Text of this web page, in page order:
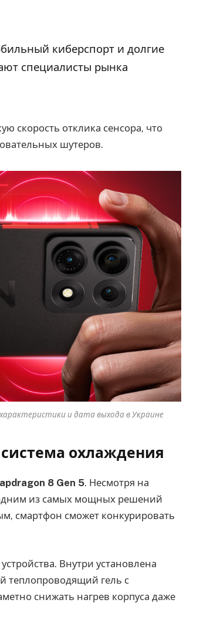
киберспорт и долгие
специалисты рынка
скорость отклика сенсора, что
шутеров.
и дата выхода в Украине
охлаждения
8 Gen 5. Несмотря на
из самых мощных решений
смартфон сможет конкурировать
Внутри установлена
теплопроводящий гель с
снижать нагрев корпуса даже